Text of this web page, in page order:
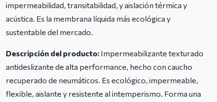
impermeabilidad, transitabilidad, y aislación térmica y
acústica. Es la membrana líquida más ecológica y
sustentable del mercado.
Descripción del producto: Impermeabilizante texturado
antideslizante de alta performance, hecho con caucho
recuperado de neumáticos. Es ecológico, impermeable,
flexible, aislante y resistente al intemperismo. Forma una